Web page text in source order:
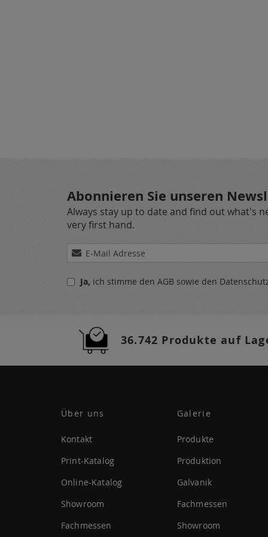
Abonnieren Sie unseren
Always stay up to date and find out what's
very first hand.
Melden
Sie
für Ja, ich stimme den AGB sowie den
36.742 Produkte auf
Über uns
Kontakt
Print-Katalog
Online-Katalog
Showroom
Fachmessen
Galerie
Produkte
Produktion
Galvanik
Fachmessen
Showroom